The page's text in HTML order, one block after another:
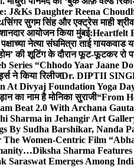
J&Ks Daughter Reena
सिंगर सुगम सिंह और एक्ट्रेस माही
शानदार आयोजन किया मुंबई:Heartfelt
नेत्या संघमित्रा ताई गायकवाड
की शूटिंग के दौरान फूट-फूटकर रो
“Chhodo Yaar Jaane
ने किया रिलीजDr. DIPTII
At Divyaj Foundation Yoga
का नाम है मोनिका सुराजी“From
Beat 2.0 With Archana
Sharma in Jehangir Art
By Sudha Barshikar, Nanda
Women-Centric Film
Diksha Sharma
Saraswat Emerges Among